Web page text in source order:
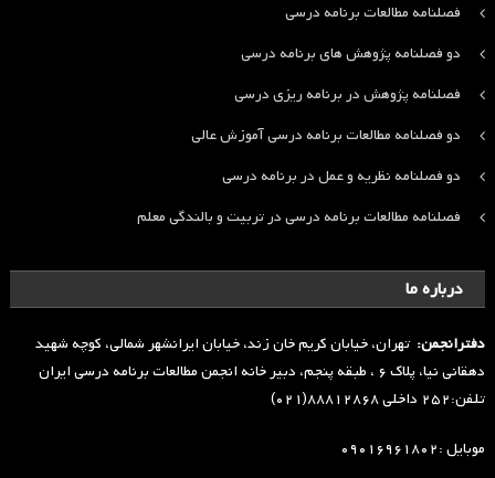
فصلنامه مطالعات برنامه درسی
دو فصلنامه پژوهش های برنامه درسی
فصلنامه پژوهش در برنامه ریزی درسی
دو فصلنامه مطالعات برنامه درسی آموزش عالی
دو فصلنامه نظریه و عمل در برنامه درسی
فصلنامه مطالعات برنامه درسی در تربیت و بالندگی معلم
درباره ما
دفترانجمن: تهران، خیابان کریم خان زند، خیابان ایرانشهر شمالی، کوچه شهید
دهقانی نیا، پلاک ۶ ، طبقه پنجم، دبیر خانه انجمن مطالعات برنامه درسی ایران
تلفن:۲۵۲ داخلی ۸۸۸۱۲۸۶۸(۰۲۱)
موبایل :۰۹۰۱۶۹۶۱۸۰۲